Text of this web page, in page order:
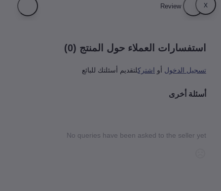
العملاء حول المنتج (0)
الدخول أو اشترك لتقديم أسئلتك للبائع
أخرى
No queries have been asked to the seller